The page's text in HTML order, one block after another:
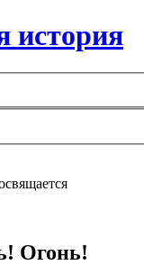
история
Огонь!